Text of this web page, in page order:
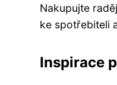
Nakupujte
ke spotřebiteli
Inspirace